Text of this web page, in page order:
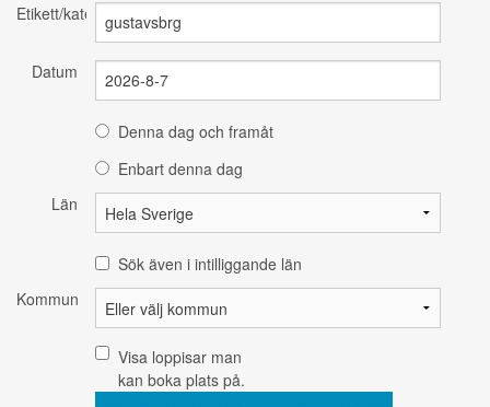
Etikett/kategori
Datum
Denna dag och framåt
Enbart denna dag
Län
Sök även i intilliggande län
Kommun
Visa loppisar man
kan boka plats på.